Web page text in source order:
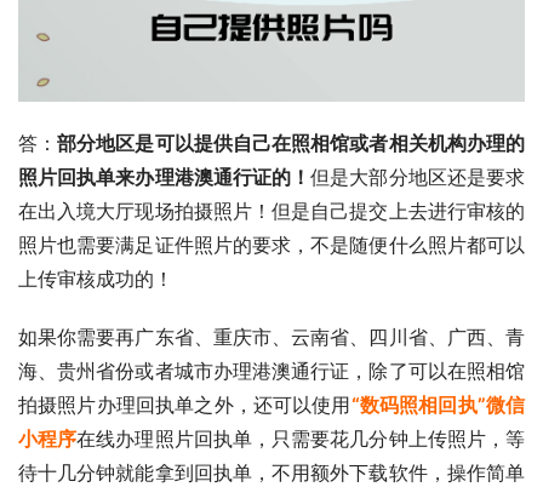
答：部分地区是可以提供自己在照相馆或者相关机构办理的
照片回执单来办理港澳通行证的！但是大部分地区还是要求
在出入境大厅现场拍摄照片！但是自己提交上去进行审核的
照片也需要满足证件照片的要求，不是随便什么照片都可以
上传审核成功的！
如果你需要再广东省、重庆市、云南省、四川省、广西、青
海、贵州省份或者城市办理港澳通行证，除了可以在照相馆
拍摄照片办理回执单之外，还可以使用“数码照相回执”微信
小程序在线办理照片回执单，只需要花几分钟上传照片，等
待十几分钟就能拿到回执单，不用额外下载软件，操作简单